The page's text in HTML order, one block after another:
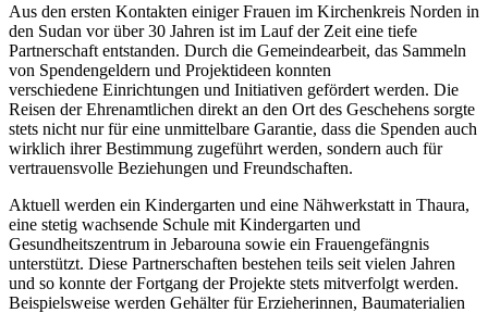
Aus den ersten Kontakten einiger Frauen im Kirchenkreis Norden in
den Sudan vor über 30 Jahren ist im Lauf der Zeit eine tiefe
Partnerschaft entstanden. Durch die Gemeindearbeit, das Sammeln
von Spendengeldern und Projektideen konnten
verschiedene Einrichtungen und Initiativen gefördert werden. Die
Reisen der Ehrenamtlichen direkt an den Ort des Geschehens sorgte
stets nicht nur für eine unmittelbare Garantie, dass die Spenden auch
wirklich ihrer Bestimmung zugeführt werden, sondern auch für
vertrauensvolle Beziehungen und Freundschaften.
Aktuell werden ein Kindergarten und eine Nähwerkstatt in Thaura,
eine stetig wachsende Schule mit Kindergarten und
Gesundheitszentrum in Jebarouna sowie ein Frauengefängnis
unterstützt. Diese Partnerschaften bestehen teils seit vielen Jahren
und so konnte der Fortgang der Projekte stets mitverfolgt werden.
Beispielsweise werden Gehälter für Erzieherinnen, Baumaterialien